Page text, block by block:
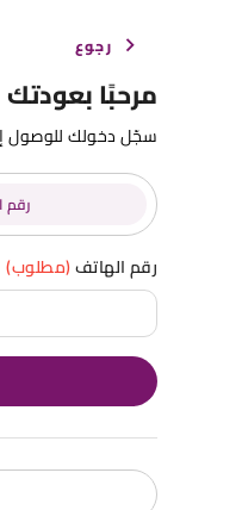
رجوع
مرحبًا بعودتك
سجّل دخولك للوصول
رقم
رقم الهاتف(مطلوب)